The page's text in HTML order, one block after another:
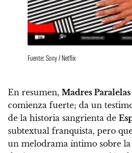
Fuente: Sony / Netflix
En resumen, Madres Paralelas
comienza fuerte; da un
de la historia sangrienta de
subtextual franquista, pero
un melodrama íntimo sobre